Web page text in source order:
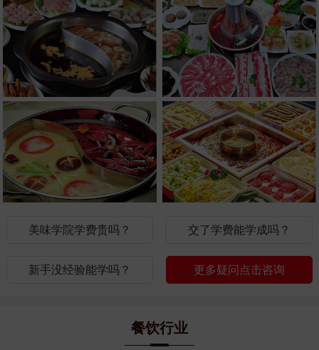
美味学院学费贵吗？ 交了学费能学成吗？
新手没经验能学吗？ 更多疑问点击咨询
餐饮行业